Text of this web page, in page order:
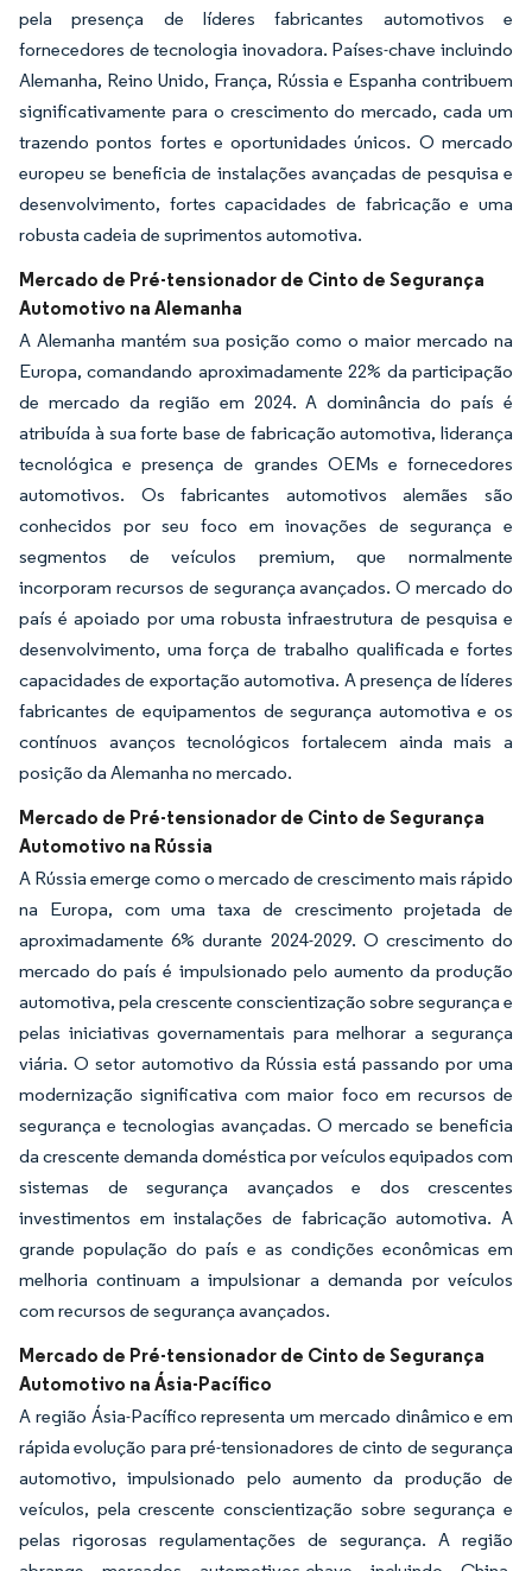
pela presença de líderes fabricantes automotivos e
fornecedores de tecnologia inovadora. Países-chave incluindo
Alemanha, Reino Unido, França, Rússia e Espanha contribuem
significativamente para o crescimento do mercado, cada um
trazendo pontos fortes e oportunidades únicos. O mercado
europeu se beneficia de instalações avançadas de pesquisa e
desenvolvimento, fortes capacidades de fabricação e uma
robusta cadeia de suprimentos automotiva.
Mercado de Pré-tensionador de Cinto de Segurança
Automotivo na Alemanha
A Alemanha mantém sua posição como o maior mercado na
Europa, comandando aproximadamente 22% da participação
de mercado da região em 2024. A dominância do país é
atribuída à sua forte base de fabricação automotiva, liderança
tecnológica e presença de grandes OEMs e fornecedores
automotivos. Os fabricantes automotivos alemães são
conhecidos por seu foco em inovações de segurança e
segmentos de veículos premium, que normalmente
incorporam recursos de segurança avançados. O mercado do
país é apoiado por uma robusta infraestrutura de pesquisa e
desenvolvimento, uma força de trabalho qualificada e fortes
capacidades de exportação automotiva. A presença de líderes
fabricantes de equipamentos de segurança automotiva e os
contínuos avanços tecnológicos fortalecem ainda mais a
posição da Alemanha no mercado.
Mercado de Pré-tensionador de Cinto de Segurança
Automotivo na Rússia
A Rússia emerge como o mercado de crescimento mais rápido
na Europa, com uma taxa de crescimento projetada de
aproximadamente 6% durante 2024-2029. O crescimento do
mercado do país é impulsionado pelo aumento da produção
automotiva, pela crescente conscientização sobre segurança e
pelas iniciativas governamentais para melhorar a segurança
viária. O setor automotivo da Rússia está passando por uma
modernização significativa com maior foco em recursos de
segurança e tecnologias avançadas. O mercado se beneficia
da crescente demanda doméstica por veículos equipados com
sistemas de segurança avançados e dos crescentes
investimentos em instalações de fabricação automotiva. A
grande população do país e as condições econômicas em
melhoria continuam a impulsionar a demanda por veículos
com recursos de segurança avançados.
Mercado de Pré-tensionador de Cinto de Segurança
Automotivo na Ásia-Pacífico
A região Ásia-Pacífico representa um mercado dinâmico e em
rápida evolução para pré-tensionadores de cinto de segurança
automotivo, impulsionado pelo aumento da produção de
veículos, pela crescente conscientização sobre segurança e
pelas rigorosas regulamentações de segurança. A região